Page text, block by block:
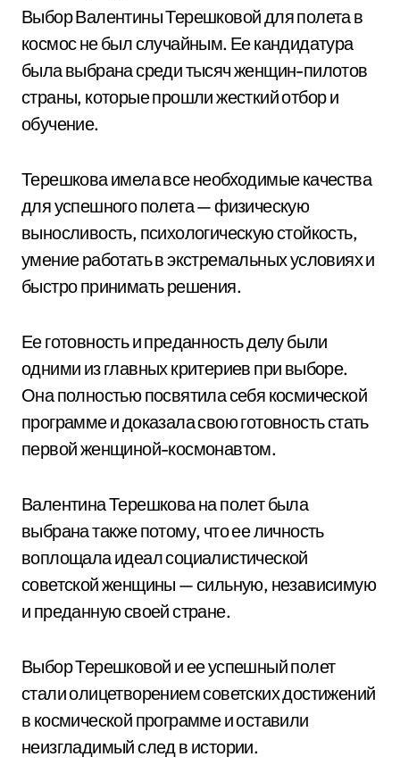
Выбор Валентины Терешковой для полета в
космос не был случайным. Ее кандидатура
была выбрана среди тысяч женщин-пилотов
страны, которые прошли жесткий отбор и
обучение.
Терешкова имела все необходимые качества
для успешного полета — физическую
выносливость, психологическую стойкость,
умение работать в экстремальных условиях и
быстро принимать решения.
Ее готовность и преданность делу были
одними из главных критериев при выборе.
Она полностью посвятила себя космической
программе и доказала свою готовность стать
первой женщиной-космонавтом.
Валентина Терешкова на полет была
выбрана также потому, что ее личность
воплощала идеал социалистической
советской женщины — сильную, независимую
и преданную своей стране.
Выбор Терешковой и ее успешный полет
стали олицетворением советских достижений
в космической программе и оставили
неизгладимый след в истории.